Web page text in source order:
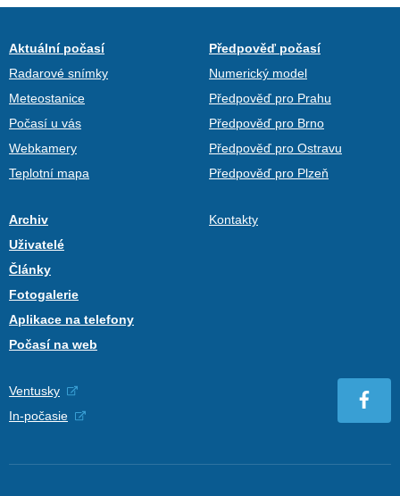
Aktuální počasí
Radarové snímky
Meteostanice
Počasí u vás
Webkamery
Teplotní mapa
Předpověď počasí
Numerický model
Předpověď pro Prahu
Předpověď pro Brno
Předpověď pro Ostravu
Předpověď pro Plzeň
Archiv
Uživatelé
Články
Fotogalerie
Aplikace na telefony
Počasí na web
Kontakty
Ventusky
In-počasie